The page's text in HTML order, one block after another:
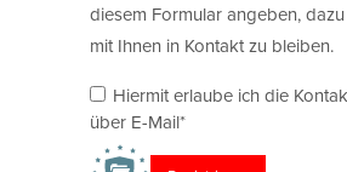
diesem Formular angeben,
mit Ihnen in Kontakt zu bleiben.
Hiermit erlaube ich die
über E-Mail*